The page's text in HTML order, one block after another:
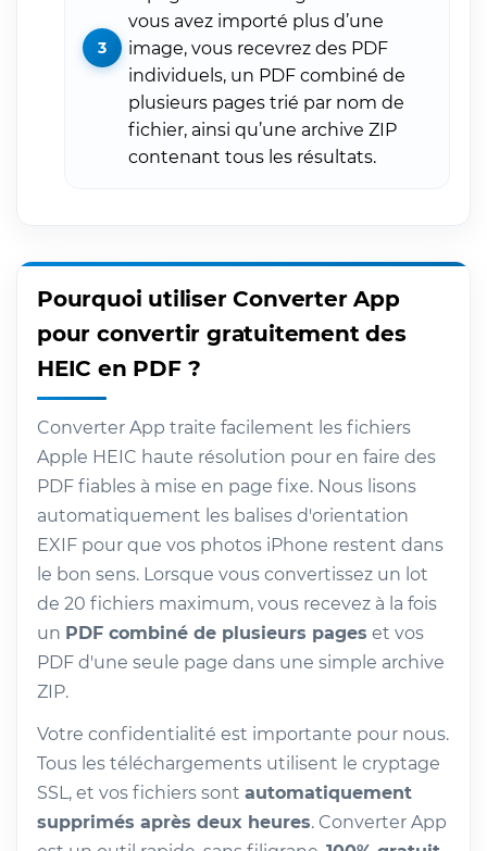
vous avez importé plus d’une
image, vous recevrez des PDF
individuels, un PDF combiné de
plusieurs pages trié par nom de
fichier, ainsi qu’une archive ZIP
contenant tous les résultats.
Pourquoi utiliser Converter App
pour convertir gratuitement des
HEIC en PDF ?
Converter App traite facilement les fichiers
Apple HEIC haute résolution pour en faire des
PDF fiables à mise en page fixe. Nous lisons
automatiquement les balises d'orientation
EXIF pour que vos photos iPhone restent dans
le bon sens. Lorsque vous convertissez un lot
de 20 fichiers maximum, vous recevez à la fois
un PDF combiné de plusieurs pages et vos
PDF d'une seule page dans une simple archive
ZIP.
Votre confidentialité est importante pour nous.
Tous les téléchargements utilisent le cryptage
SSL, et vos fichiers sont automatiquement
supprimés après deux heures. Converter App